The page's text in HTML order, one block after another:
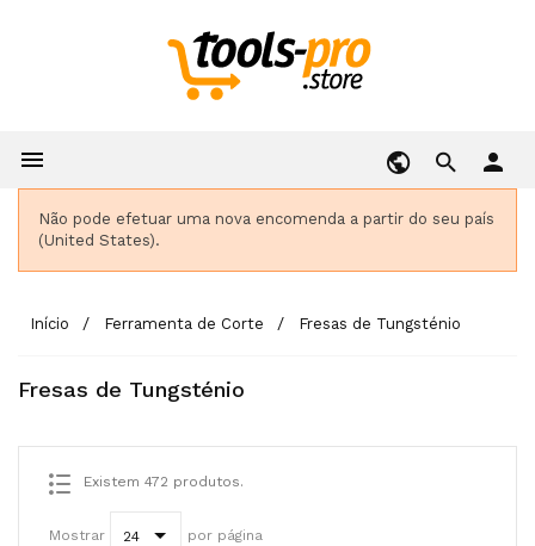
 person
Não pode efetuar uma nova encomenda a partir do seu país
(United States).
Início Ferramenta de Corte Fresas de Tungsténio
Fresas de Tungsténio
Existem 472 produtos.
Mostrar 24 por página